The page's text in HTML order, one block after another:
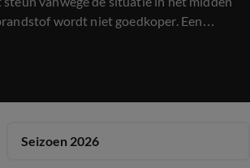
wordt niet goedkoper. Een
grensstreek reageert. En vergeet de
verborgen, gratis parel vol
bezoekers banjeren dwars door de
Seizoen 2026